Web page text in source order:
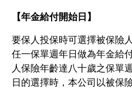
【年金給付開始日】
要保人投保時可選擇被保險
任一保單週年日做為年金給
人保險年齡達八十歲之保單
日的選擇時，本公司以被保